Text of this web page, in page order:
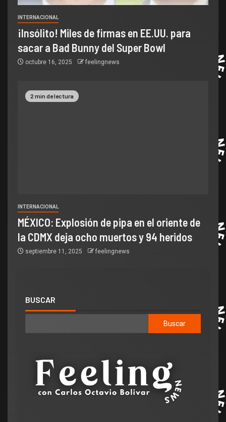
INTERNACIONAL
¡Insólito! Miles de firmas en EE.UU. para
sacar a Bad Bunny del Super Bowl
octubre 16, 2025 feelingnews
2 min de lectura
INTERNACIONAL
MÉXICO: Explosión de pipa en el oriente de
la CDMX deja ocho muertos y 94 heridos
septiembre 11, 2025 feelingnews
BUSCAR
Buscar